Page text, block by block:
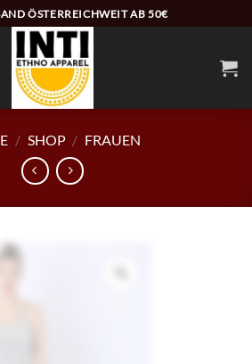
ÖSTERREICHWEIT AB 50€
/ SHOP / FRAUEN